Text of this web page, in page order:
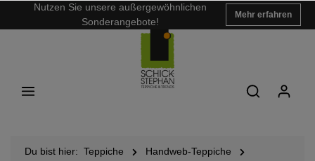
Nutzen Sie unsere außergewöhnlichen
Sonderangebote!
Mehr erfahren
Du bist hier: Teppiche Handweb-Teppiche